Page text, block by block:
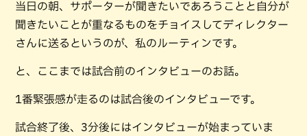
当日の朝、サポーターが聞きたいであろうことと自分が
聞きたいことが重なるものをチョイスしてディレクター
さんに送るというのが、私のルーティンです。
と、ここまでは試合前のインタビューのお話。
1番緊張感が走るのは試合後のインタビューです。
試合終了後、3分後にはインタビューが始まっていま